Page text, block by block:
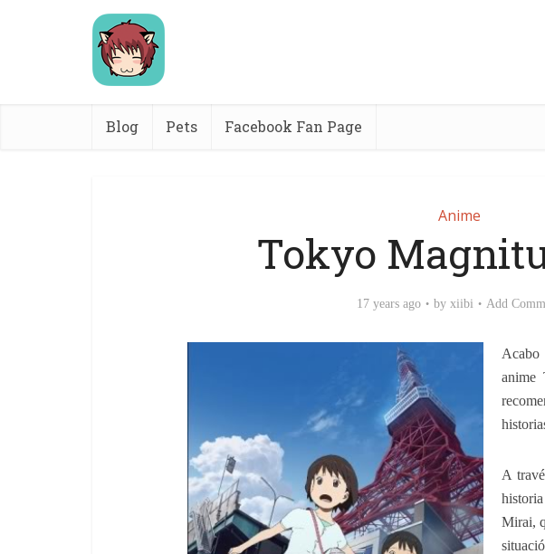
Blog Pets Facebook Fan Page
Anime
Tokyo
17 years ago by xiibi Add
anime
A
Mirai,